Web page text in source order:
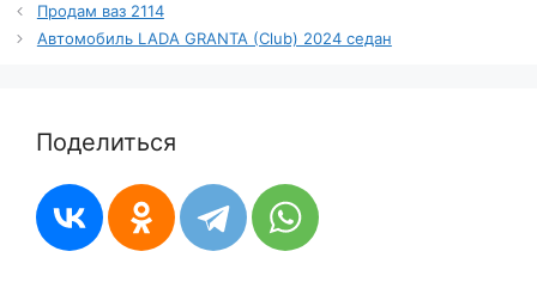
Продам ваз 2114
Автомобиль LADA GRANTA (Club) 2024 седан
Поделиться